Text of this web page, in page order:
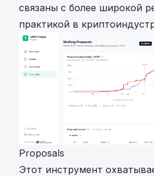
связаны с более широкой
практикой в
Proposals
Этот инструмент